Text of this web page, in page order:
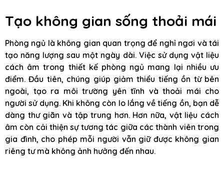
Tạo không gian sống thoải mái
Phòng ngủ là không gian quan trọng để nghỉ ngơi và tái
tạo năng lượng sau một ngày dài. Việc sử dụng vật liệu
cách âm trong thiết kế phòng ngủ mang lại nhiều ưu
điểm. Đầu tiên, chúng giúp giảm thiểu tiếng ồn từ bên
ngoài, tạo ra môi trường yên tĩnh và thoải mái cho
người sử dụng. Khi không còn lo lắng về tiếng ồn, bạn dễ
dàng thư giãn và tập trung hơn. Hơn nữa, vật liệu cách
âm còn cải thiện sự tương tác giữa các thành viên trong
gia đình, cho phép mỗi người vẫn giữ được không gian
riêng tư mà không ảnh hưởng đến nhau.